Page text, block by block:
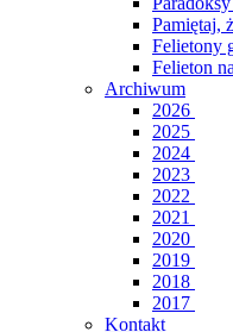
Pamiętaj,
Felietony
Felieton
Archiwum
2026
2025
2024
2023
2022
2021
2020
2019
2018
2017
Kontakt